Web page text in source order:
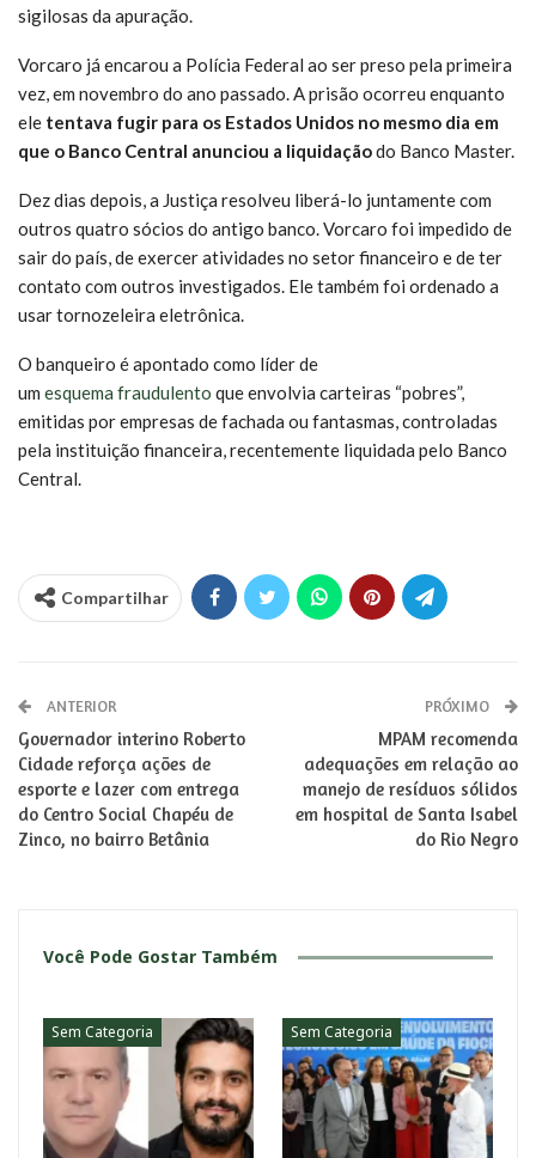
sigilosas da apuração.
Vorcaro já encarou a Polícia Federal ao ser preso pela primeira
vez, em novembro do ano passado. A prisão ocorreu enquanto
ele tentava fugir para os Estados Unidos no mesmo dia em
que o Banco Central anunciou a liquidaçãodo Banco Master.
Dez dias depois, a Justiça resolveu liberá-lo juntamente com
outros quatro sócios do antigo banco. Vorcaro foi impedido de
sair do país, de exercer atividades no setor financeiro e de ter
contato com outros investigados. Ele também foi ordenado a
usar tornozeleira eletrônica.
O banqueiro é apontado como líder de
um esquema fraudulento que envolvia carteiras “pobres”,
emitidas por empresas de fachada ou fantasmas, controladas
pela instituição financeira, recentemente liquidada pelo Banco
Central.
Compartilhar
ANTERIOR
Governador interino Roberto
Cidade reforça ações de
esporte e lazer com entrega
do Centro Social Chapéu de
Zinco, no bairro Betânia
PRÓXIMO
MPAM recomenda
adequações em relação ao
manejo de resíduos sólidos
em hospital de Santa Isabel
do Rio Negro
Você Pode Gostar Também
Sem Categoria Sem Categoria